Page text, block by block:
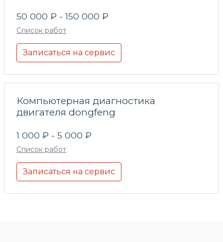
50 000 ₽ - 150 000 ₽
Список работ
Записаться на сервис
Компьютерная диагностика
двигателя dongfeng
1 000 ₽ - 5 000 ₽
Список работ
Записаться на сервис